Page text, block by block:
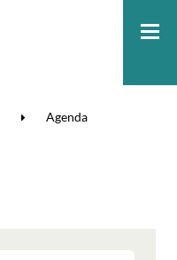
Agenda